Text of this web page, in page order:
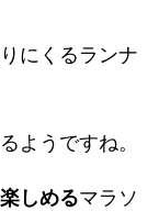
にくるランナ
ようですね。
しめるマラソ